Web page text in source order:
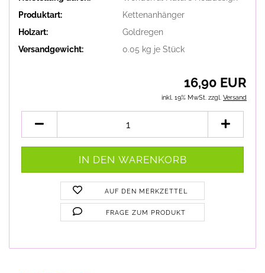
Produktart:
Kettenanhänger
Holzart:
Goldregen
Versandgewicht:
0.05 kg je Stück
16,90 EUR
inkl. 19% MwSt. zzgl. Versand
AUF DEN MERKZETTEL
FRAGE ZUM PRODUKT